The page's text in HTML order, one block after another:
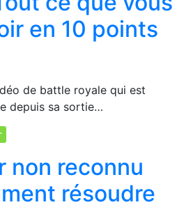
en 10 points
de battle royale qui est
depuis sa sortie…
non reconnu
résoudre